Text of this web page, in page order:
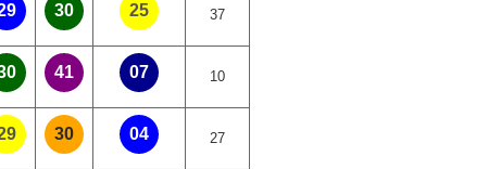
30 25 37
41 07 10
30 04 27